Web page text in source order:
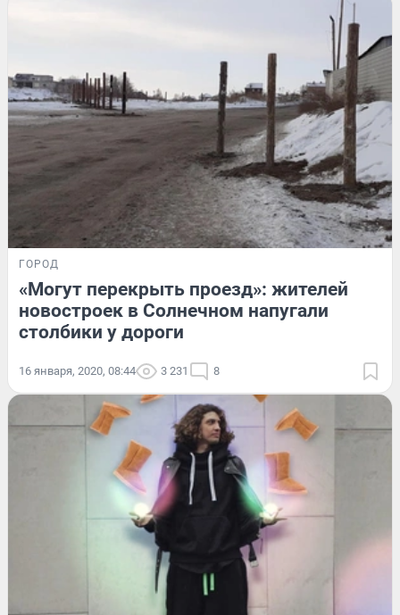
ГОРОД
«Могут перекрыть проезд»: жителей
новостроек в Солнечном напугали
столбики у дороги
16 января, 2020, 08:44 3 231 8